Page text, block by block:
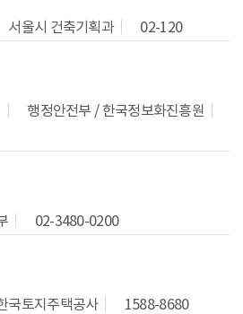
서울시 건축기획과
02-120
행정안전부 / 한국정보화진흥원
02-3480-0200
국토지주택공사
1588-8680